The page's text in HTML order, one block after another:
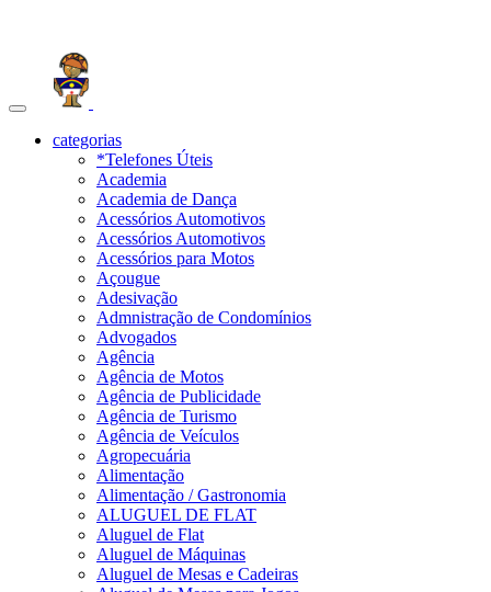
Toggle
navigationcategorias
*Telefones Úteis
Academia
Academia de Dança
Acessórios Automotivos
Acessórios Automotivos
Acessórios para Motos
Açougue
Adesivação
Admnistração de Condomínios
Advogados
Agência
Agência de Motos
Agência de Publicidade
Agência de Turismo
Agência de Veículos
Agropecuária
Alimentação
Alimentação / Gastronomia
ALUGUEL DE FLAT
Aluguel de Flat
Aluguel de Máquinas
Aluguel de Mesas e Cadeiras